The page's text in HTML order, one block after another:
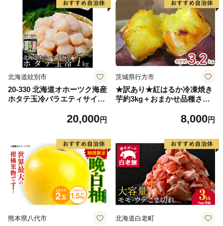
鰯 いわし イワシ 切り身 おつ
まみ おかず 惣菜 人気 珍味
グルメ 規格外 国産 新鮮 魚介
天然 乾き物 乾物 酒のあて 旬
季節 お中元 お歳暮 母の日 父
の日 武久海産 愛南町 愛媛県
北海道紋別市
20-330 北海道オホーツク海産
ホタテ玉冷バラエティサイズ
20,000円
茨城県行方市
★訳あり★紅はるか冷凍焼き
芋約3kg＋おまかせ品種さつ
まいも サツマイモ さつま芋
茨城県 行方市(EY-25)
8,000円
熊本県八代市 北海道白老町